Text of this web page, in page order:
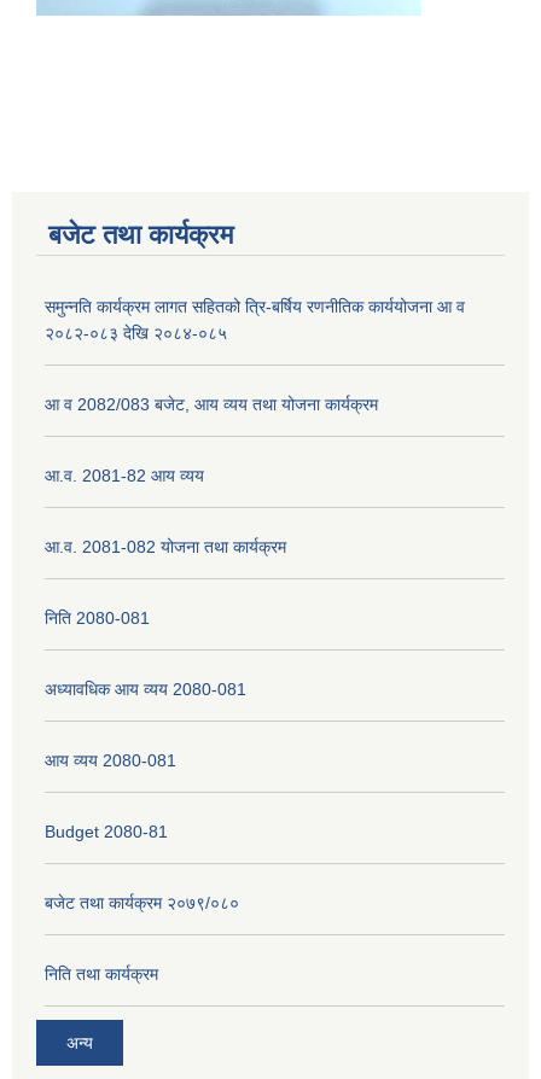
बजेट तथा कार्यक्रम
समुन्नति कार्यक्रम लागत सहितको त्रि-बर्षिय रणनीतिक कार्ययोजना आ व
२०८२-०८३ देखि २०८४-०८५
आ व 2082/083 बजेट, आय व्यय तथा योजना कार्यक्रम
आ.व. 2081-82 आय व्यय
आ.व. 2081-082 योजना तथा कार्यक्रम
निति 2080-081
अध्यावधिक आय व्यय 2080-081
आय व्यय 2080-081
Budget 2080-81
बजेट तथा कार्यक्रम २०७९/०८०
निति तथा कार्यक्रम
अन्य